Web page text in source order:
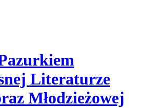
Literaturze
Młodzieżowej